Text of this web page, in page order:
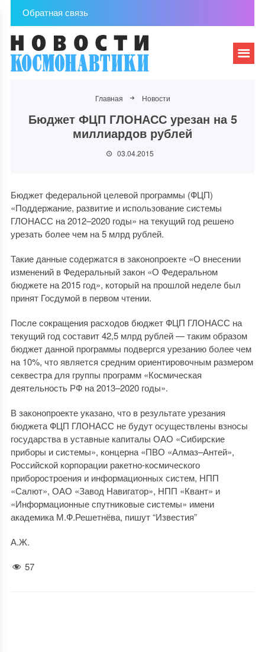
Обратная связь
Главная Новости
Бюджет ФЦП ГЛОНАСС урезан на 5
миллиардов рублей
03.04.2015
Бюджет федеральной целевой программы (ФЦП)
«Поддержание, развитие и использование системы
ГЛОНАСС на 2012–2020 годы» на текущий год решено
урезать более чем на 5 млрд рублей.
Такие данные содержатся в законопроекте «О внесении
изменений в Федеральный закон «О Федеральном
бюджете на 2015 год», который на прошлой неделе был
принят Госдумой в первом чтении.
После сокращения расходов бюджет ФЦП ГЛОНАСС на
текущий год составит 42,5 млрд рублей — таким образом
бюджет данной программы подвергся урезанию более чем
на 10%, что является средним ориентировочным размером
секвестра для группы программ «Космическая
деятельность РФ на 2013–2020 годы».
В законопроекте указано, что в результате урезания
бюджета ФЦП ГЛОНАСС не будут осуществлены взносы
государства в уставные капиталы ОАО «Сибирские
приборы и системы», концерна «ПВО «Алмаз–Антей»,
Российской корпорации ракетно-космического
приборостроения и информационных систем, НПП
«Салют», ОАО «Завод Навигатор», НПП «Квант» и
«Информационные спутниковые системы» имени
академика М.Ф.Решетнёва, пишут “Известия”
А.Ж.
57